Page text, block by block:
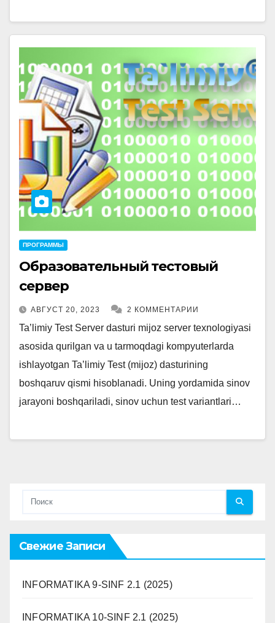
ПРОГРАММЫ
Образовательный тестовый
сервер
АВГУСТ 20, 2023 2 КОММЕНТАРИИ
Ta’limiy Test Server dasturi mijoz server texnologiyasi
asosida qurilgan va u tarmoqdagi kompyuterlarda
ishlayotgan Ta’limiy Test (mijoz) dasturining
boshqaruv qismi hisoblanadi. Uning yordamida sinov
jarayoni boshqariladi, sinov uchun test variantlari…
Свежие Записи
INFORMATIKA 9-SINF 2.1 (2025)
INFORMATIKA 10-SINF 2.1 (2025)